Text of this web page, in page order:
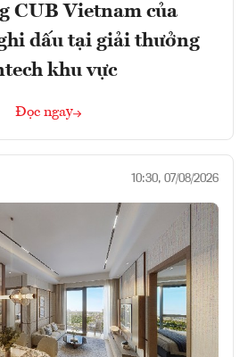
CUB Vietnam của
dấu tại giải thưởng
khu vực
Đọc ngay
10:30, 07/08/2026